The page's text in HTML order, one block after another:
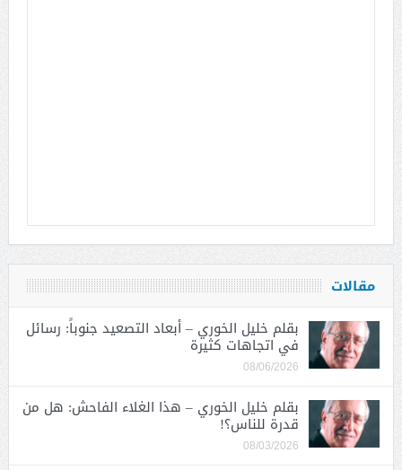
مقالات
بقلم خليل الخوري – أبعاد التصعيد جنوباً: رسائل
في اتجاهات كثيرة
08/06/2026
بقلم خليل الخوري – هذا الغلاء الفاحش: هل من
قدرة للناس؟!
08/03/2026